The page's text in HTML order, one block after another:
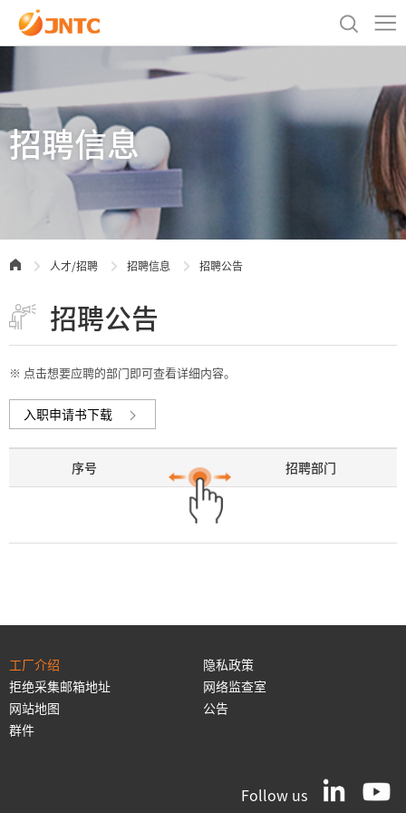
招聘信息
人才/招聘 招聘信息 招聘公告
招聘公告
※ 点击想要应聘的部门即可查看详细内容。
入职申请书下载
序号 招聘部门
工厂介绍
隐私政策
拒绝采集邮箱地址
网络监查室
网站地图
公告
群件
Follow us